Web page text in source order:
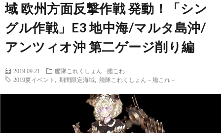
域 欧州方面反撃作戦 発動！「シン
グル作戦」E3 地中海/マルタ島沖/
アンツィオ沖 第二ゲージ削り編
2019.09.21
艦隊これくしょん -艦これ-
2019夏イベント
期間限定海域 艦隊これくしょん－艦これ－